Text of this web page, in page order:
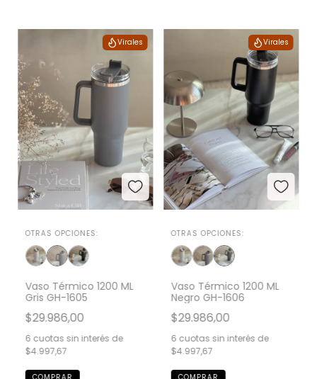
Virales
OTRAS OPCIONES:
Vaso Térmico 1200 ML
Gris GH-1605
$29.986,00
6 cuotas sin interés de
$4.997,67
Virales
OTRAS OPCIONES:
Vaso Térmico 1200 ML
Negro GH-1606
$29.986,00
6 cuotas sin interés de
$4.997,67